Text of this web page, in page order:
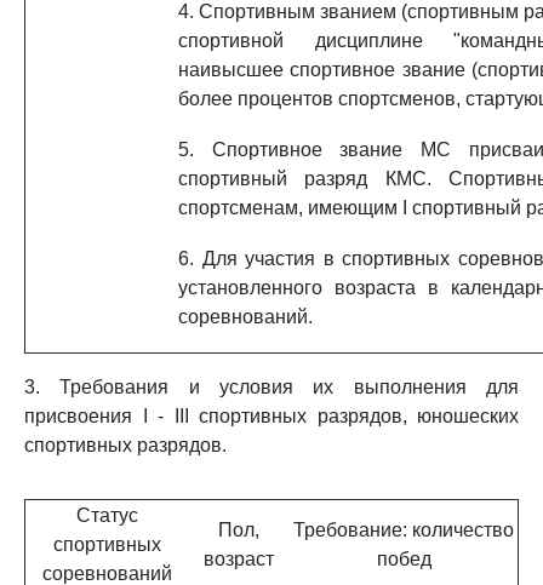
4. Спортивным званием (спортивным
спортивной дисциплине
наивысшее спортивное звание
более процентов спортсменов,
5. Спортивное звание МС
спортивный разряд КМС.
спортсменам, имеющим I спортивный
6. Для участия в спортивных
установленного возраста в
соревнований.
3. Требования и условия их выполнения для
присвоения I - III спортивных разрядов, юношеских
спортивных разрядов.
Статус
спортивных
соревнований
Пол,
возраст
Требование: количество
побед